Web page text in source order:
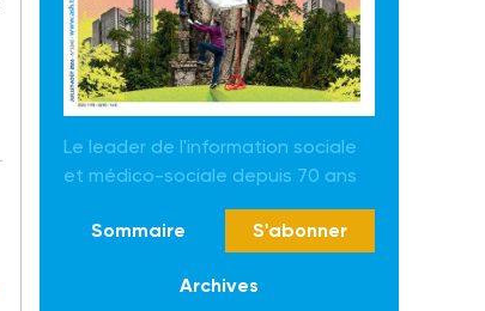
Le leader de l'information sociale
et médico-sociale depuis 70 ans
Sommaire S'abonner
Archives